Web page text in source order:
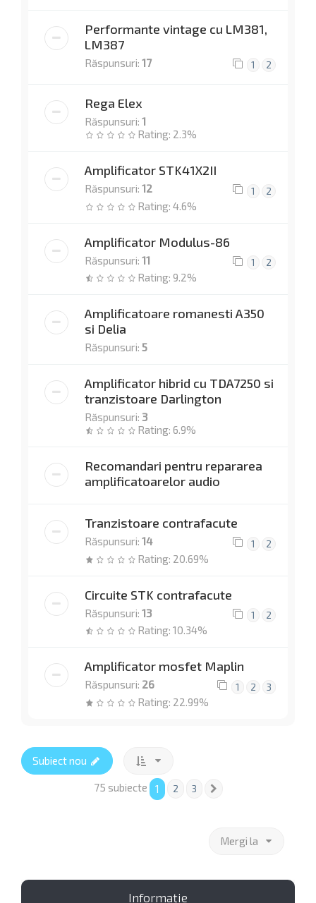
Performante vintage cu LM381,
LM387
Răspunsuri: 17 1 2
Rega Elex
Răspunsuri: 1
Rating: 2.3%
Amplificator STK41X2II
Răspunsuri: 12 1 2
Rating: 4.6%
Amplificator Modulus-86
Răspunsuri: 11 1 2
Rating: 9.2%
Amplificatoare romanesti A350
si Delia
Răspunsuri: 5
Amplificator hibrid cu TDA7250 si
tranzistoare Darlington
Răspunsuri: 3
Rating: 6.9%
Recomandari pentru repararea
amplificatoarelor audio
Tranzistoare contrafacute
Răspunsuri: 14 1 2
Rating: 20.69%
Circuite STK contrafacute
Răspunsuri: 13 1 2
Rating: 10.34%
Amplificator mosfet Maplin
Răspunsuri: 26 1 2 3
Rating: 22.99%
Subiect nou
75 subiecte 1 2 3
Mergi la
Informaţie